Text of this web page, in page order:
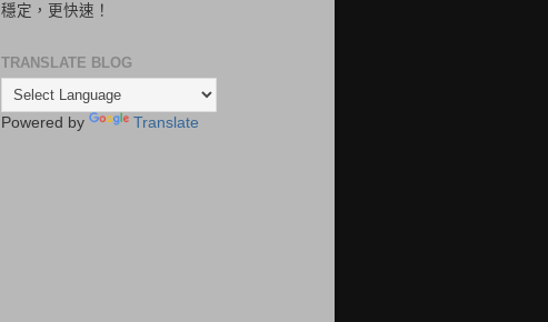
穩定，更快速！
TRANSLATE BLOG
Powered by Translate